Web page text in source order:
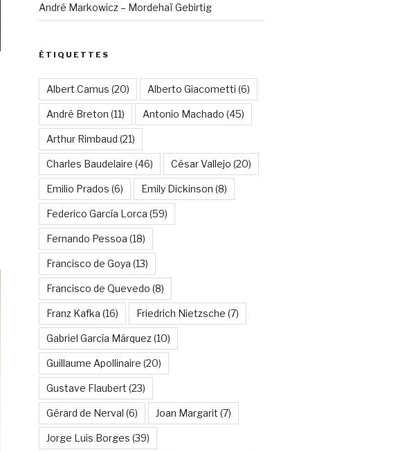
André Markowicz – Mordehaï Gebirtig
ÉTIQUETTES
Albert Camus (20) Alberto Giacometti (6)
André Breton (11) Antonio Machado (45)
Arthur Rimbaud (21)
Charles Baudelaire (46) César Vallejo (20)
Emilio Prados (6) Emily Dickinson (8)
Federico García Lorca (59)
Fernando Pessoa (18)
Francisco de Goya (13)
Francisco de Quevedo (8)
Franz Kafka (16) Friedrich Nietzsche (7)
Gabriel García Márquez(10)
Guillaume Apollinaire (20)
Gustave Flaubert (23)
Gérard de Nerval (6) Joan Margarit (7)
Jorge Luis Borges (39)